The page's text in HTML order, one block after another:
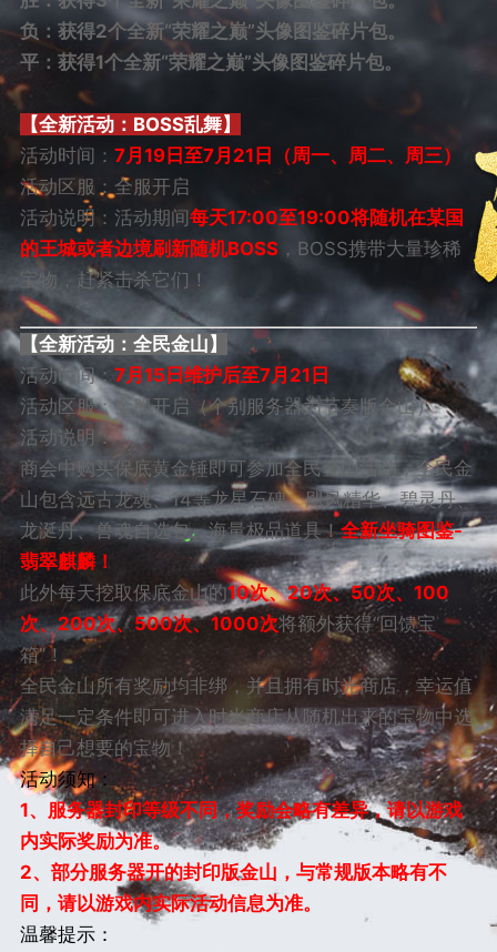
负：获得2个全新“荣耀之巅”头像图鉴碎片包。
平：获得1个全新“荣耀之巅”头像图鉴碎片包。
【全新活动：BOSS乱舞】
活动时间： 7月19日至7月21日（周一、周二、周三）
活动区服：全服开启
活动说明：活动期间每天17:00至19:00将随机在某国
的王城或者边境刷新随机BOSS，BOSS携带大量珍稀
宝物，赶紧击杀它们！
【全新活动：全民金山】
活动时间： 7月15日维护后至7月21日
活动区服：全服开启（个别服务器为节奏版金山）
活动说明：
商会中购买保底黄金锤即可参加全民金山活动，全民金
山包含远古龙魂、14等龙星石碑、飓风精华、碧灵丹、
龙涎丹、兽魂自选包、海量极品道具！全新坐骑图鉴-
翡翠麒麟！
此外每天挖取保底金山的10次、20次、50次、100
次、200次、500次、1000次将额外获得“回馈宝
箱”！
全民金山所有奖励均非绑，并且拥有时光商店，幸运值
满足一定条件即可进入时光商店从随机出来的宝物中选
择自己想要的宝物！
活动须知：
1、服务器封印等级不同，奖励会略有差异，请以游戏
内实际奖励为准。
2、部分服务器开的封印版金山，与常规版本略有不
同，请以游戏内实际活动信息为准。
温馨提示：